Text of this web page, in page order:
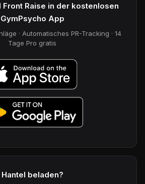
Front Raise in der kostenlosen
GymPsycho App
· Automatisches PR-Tracking · 14
Tage Pro gratis
Hantel beladen?